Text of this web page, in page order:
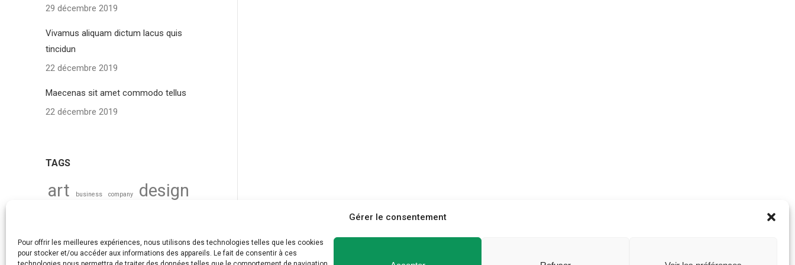
Gérer le consentement
Pour offrir les meilleures expériences, nous utilisons des technologies telles que les cookies
pour stocker et/ou accéder aux informations des appareils. Le fait de consentir à ces
29 décembre 2019
Vivamus aliquam dictum lacus quis
tincidun
22 décembre 2019
Maecenas sit amet commodo tellus
22 décembre 2019
TAGS
art business company
design